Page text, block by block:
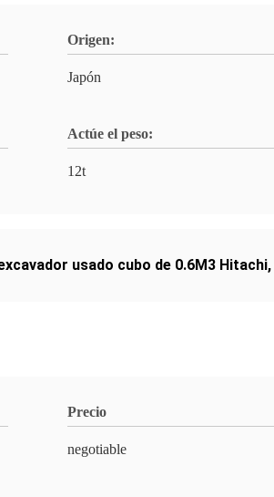
Origen:
Japón
Actúe el peso:
12t
usado cubo de 0.6M3 Hitachi,
Precio
negotiable